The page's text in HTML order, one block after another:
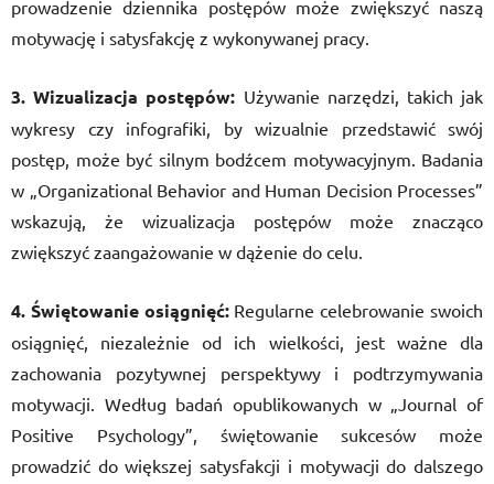
prowadzenie dziennika postępów może zwiększyć naszą
motywację i satysfakcję z wykonywanej pracy.
3. Wizualizacja postępów: Używanie narzędzi, takich jak
wykresy czy infografiki, by wizualnie przedstawić swój
postęp, może być silnym bodźcem motywacyjnym. Badania
w „Organizational Behavior and Human Decision Processes”
wskazują, że wizualizacja postępów może znacząco
zwiększyć zaangażowanie w dążenie do celu.
4. Świętowanie osiągnięć:Regularne celebrowanie swoich
osiągnięć, niezależnie od ich wielkości, jest ważne dla
zachowania pozytywnej perspektywy i podtrzymywania
motywacji. Według badań opublikowanych w „Journal of
Positive Psychology”, świętowanie sukcesów może
prowadzić do większej satysfakcji i motywacji do dalszego